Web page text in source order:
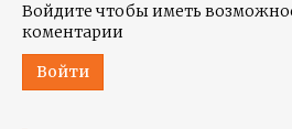
Войдите чтобы иметь
коментарии
Войти